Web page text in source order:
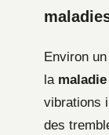
Environ
la
vibrations
des